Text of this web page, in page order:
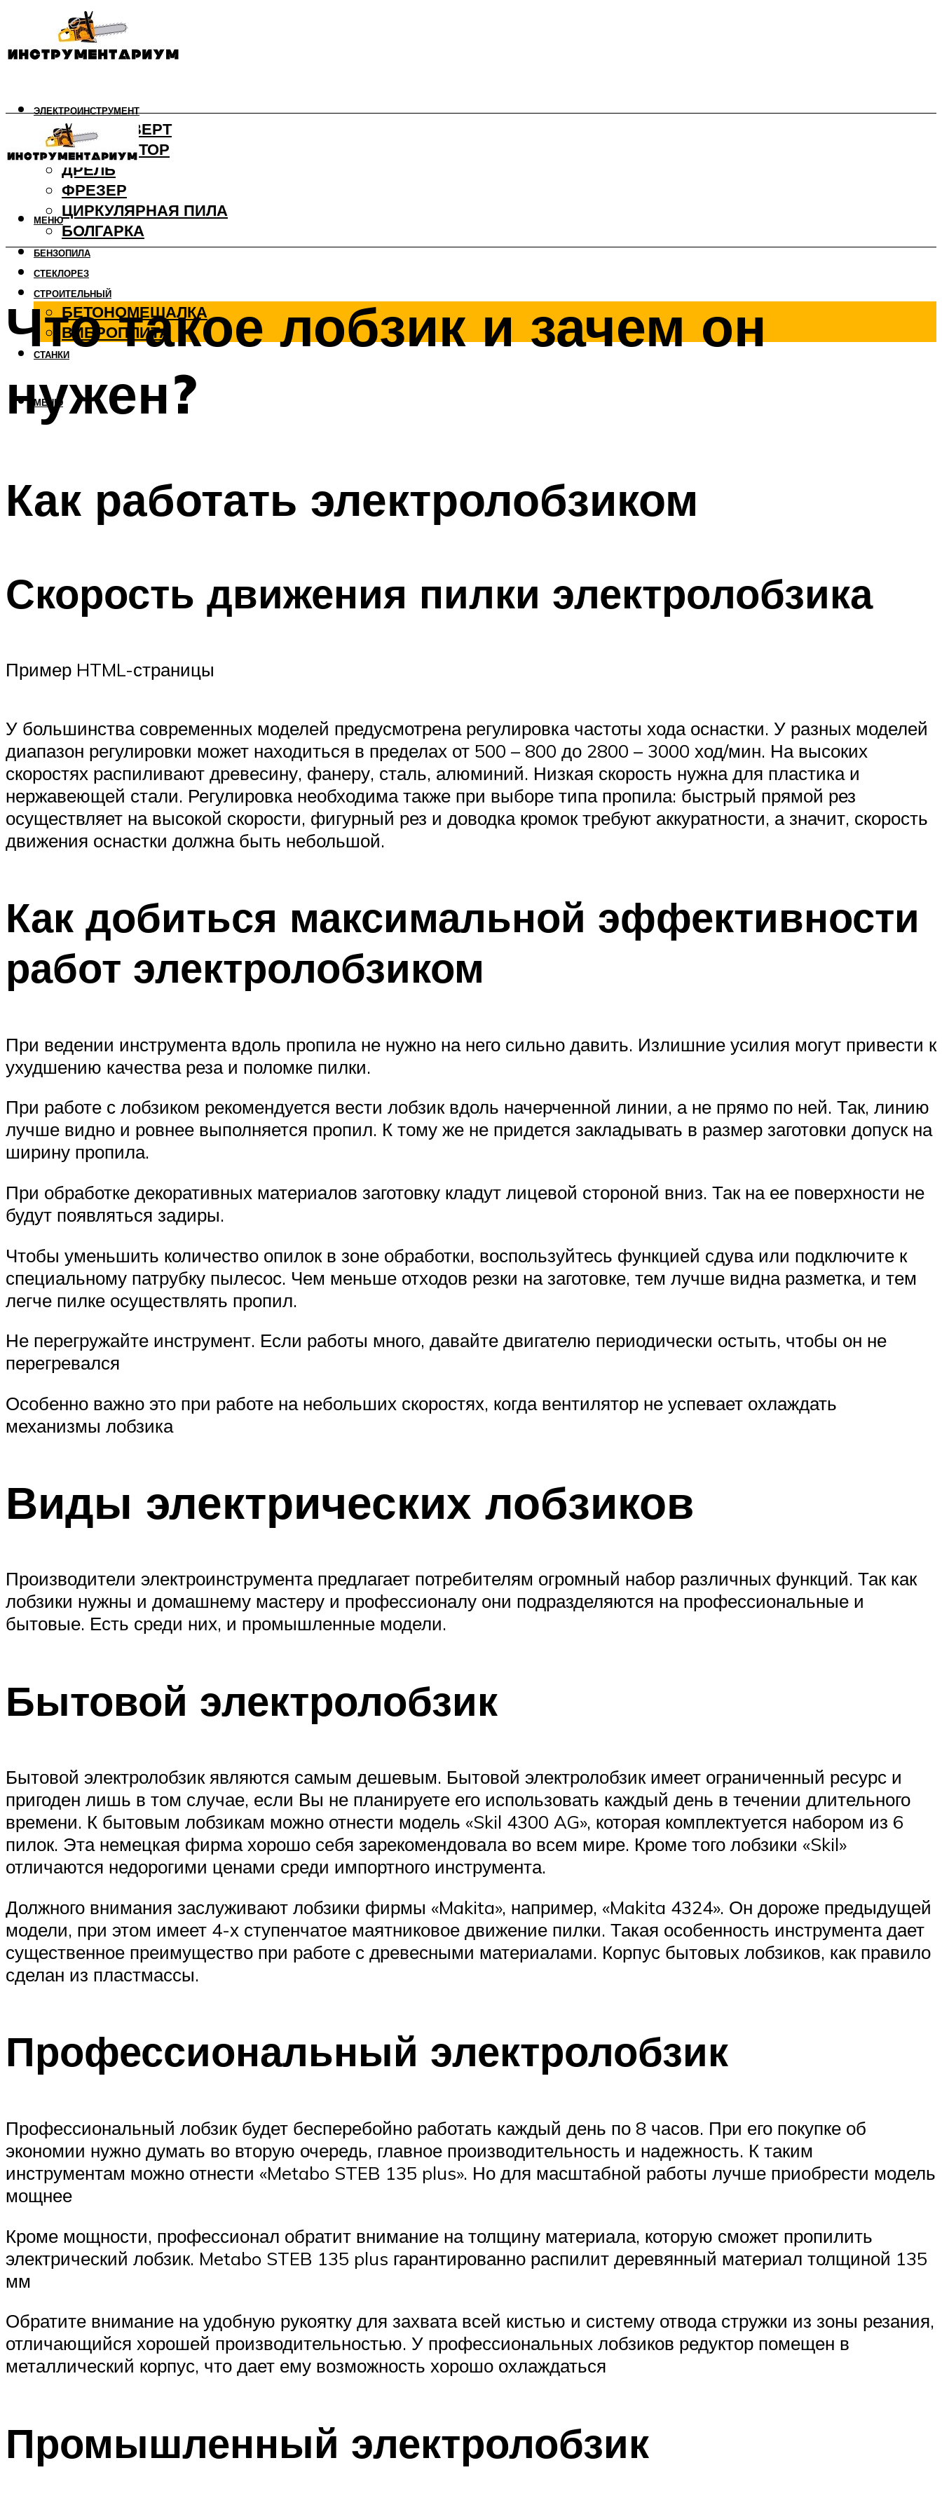
ЭЛЕКТРОИНСТРУМЕНТ
ШУРУПОВЕРТ
ПЕРФОРАТОР
ДРЕЛЬ
ФРЕЗЕР
ЦИРКУЛЯРНАЯ ПИЛА
БОЛГАРКА
БЕНЗОПИЛА
СТЕКЛОРЕЗ
СТРОИТЕЛЬНЫЙ
БЕТОНОМЕШАЛКА
ВИБРОПЛИТА
СТАНКИ
МЕНЮ
МЕНЮ
Что такое лобзик и зачем он
нужен?
Как работать электролобзиком
Скорость движения пилки электролобзика
Пример HTML-страницы
У большинства современных моделей предусмотрена регулировка частоты хода оснастки. У разных моделей
диапазон регулировки может находиться в пределах от 500 – 800 до 2800 – 3000 ход/мин. На высоких
скоростях распиливают древесину, фанеру, сталь, алюминий. Низкая скорость нужна для пластика и
нержавеющей стали. Регулировка необходима также при выборе типа пропила: быстрый прямой рез
осуществляет на высокой скорости, фигурный рез и доводка кромок требуют аккуратности, а значит, скорость
движения оснастки должна быть небольшой.
Как добиться максимальной эффективности
работ электролобзиком
При ведении инструмента вдоль пропила не нужно на него сильно давить. Излишние усилия могут привести к
ухудшению качества реза и поломке пилки.
При работе с лобзиком рекомендуется вести лобзик вдоль начерченной линии, а не прямо по ней. Так, линию
лучше видно и ровнее выполняется пропил. К тому же не придется закладывать в размер заготовки допуск на
ширину пропила.
При обработке декоративных материалов заготовку кладут лицевой стороной вниз. Так на ее поверхности не
будут появляться задиры.
Чтобы уменьшить количество опилок в зоне обработки, воспользуйтесь функцией сдува или подключите к
специальному патрубку пылесос. Чем меньше отходов резки на заготовке, тем лучше видна разметка, и тем
легче пилке осуществлять пропил.
Не перегружайте инструмент. Если работы много, давайте двигателю периодически остыть, чтобы он не
перегревался
Особенно важно это при работе на небольших скоростях, когда вентилятор не успевает охлаждать
механизмы лобзика
Виды электрических лобзиков
Производители электроинструмента предлагает потребителям огромный набор различных функций. Так как
лобзики нужны и домашнему мастеру и профессионалу они подразделяются на профессиональные и
бытовые. Есть среди них, и промышленные модели.
Бытовой электролобзик
Бытовой электролобзик являются самым дешевым. Бытовой электролобзик имеет ограниченный ресурс и
пригоден лишь в том случае, если Вы не планируете его использовать каждый день в течении длительного
времени. К бытовым лобзикам можно отнести модель «Skil 4300 AG», которая комплектуется набором из 6
пилок. Эта немецкая фирма хорошо себя зарекомендовала во всем мире. Кроме того лобзики «Skil»
отличаются недорогими ценами среди импортного инструмента.
Должного внимания заслуживают лобзики фирмы «Makita», например, «Makita 4324». Он дороже предыдущей
модели, при этом имеет 4-х ступенчатое маятниковое движение пилки. Такая особенность инструмента дает
существенное преимущество при работе с древесными материалами. Корпус бытовых лобзиков, как правило
сделан из пластмассы.
Профессиональный электролобзик
Профессиональный лобзик будет бесперебойно работать каждый день по 8 часов. При его покупке об
экономии нужно думать во вторую очередь, главное производительность и надежность. К таким
инструментам можно отнести «Metabo STEB 135 plus». Но для масштабной работы лучше приобрести модель
мощнее
Кроме мощности, профессионал обратит внимание на толщину материала, которую сможет пропилить
электрический лобзик. Metabo STEB 135 plus гарантированно распилит деревянный материал толщиной 135
мм
Обратите внимание на удобную рукоятку для захвата всей кистью и систему отвода стружки из зоны резания,
отличающийся хорошей производительностью. У профессиональных лобзиков редуктор помещен в
металлический корпус, что дает ему возможность хорошо охлаждаться
Промышленный электролобзик